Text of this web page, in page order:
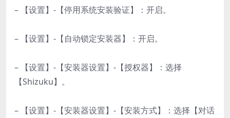
– 【设置】-【停用系统安装验证】：开启。
– 【设置】-【自动锁定安装器】：开启。
– 【设置】-【安装器设置】-【授权器】：选择
【Shizuku】。
– 【设置】-【安装器设置】-【安装方式】：选择【对话